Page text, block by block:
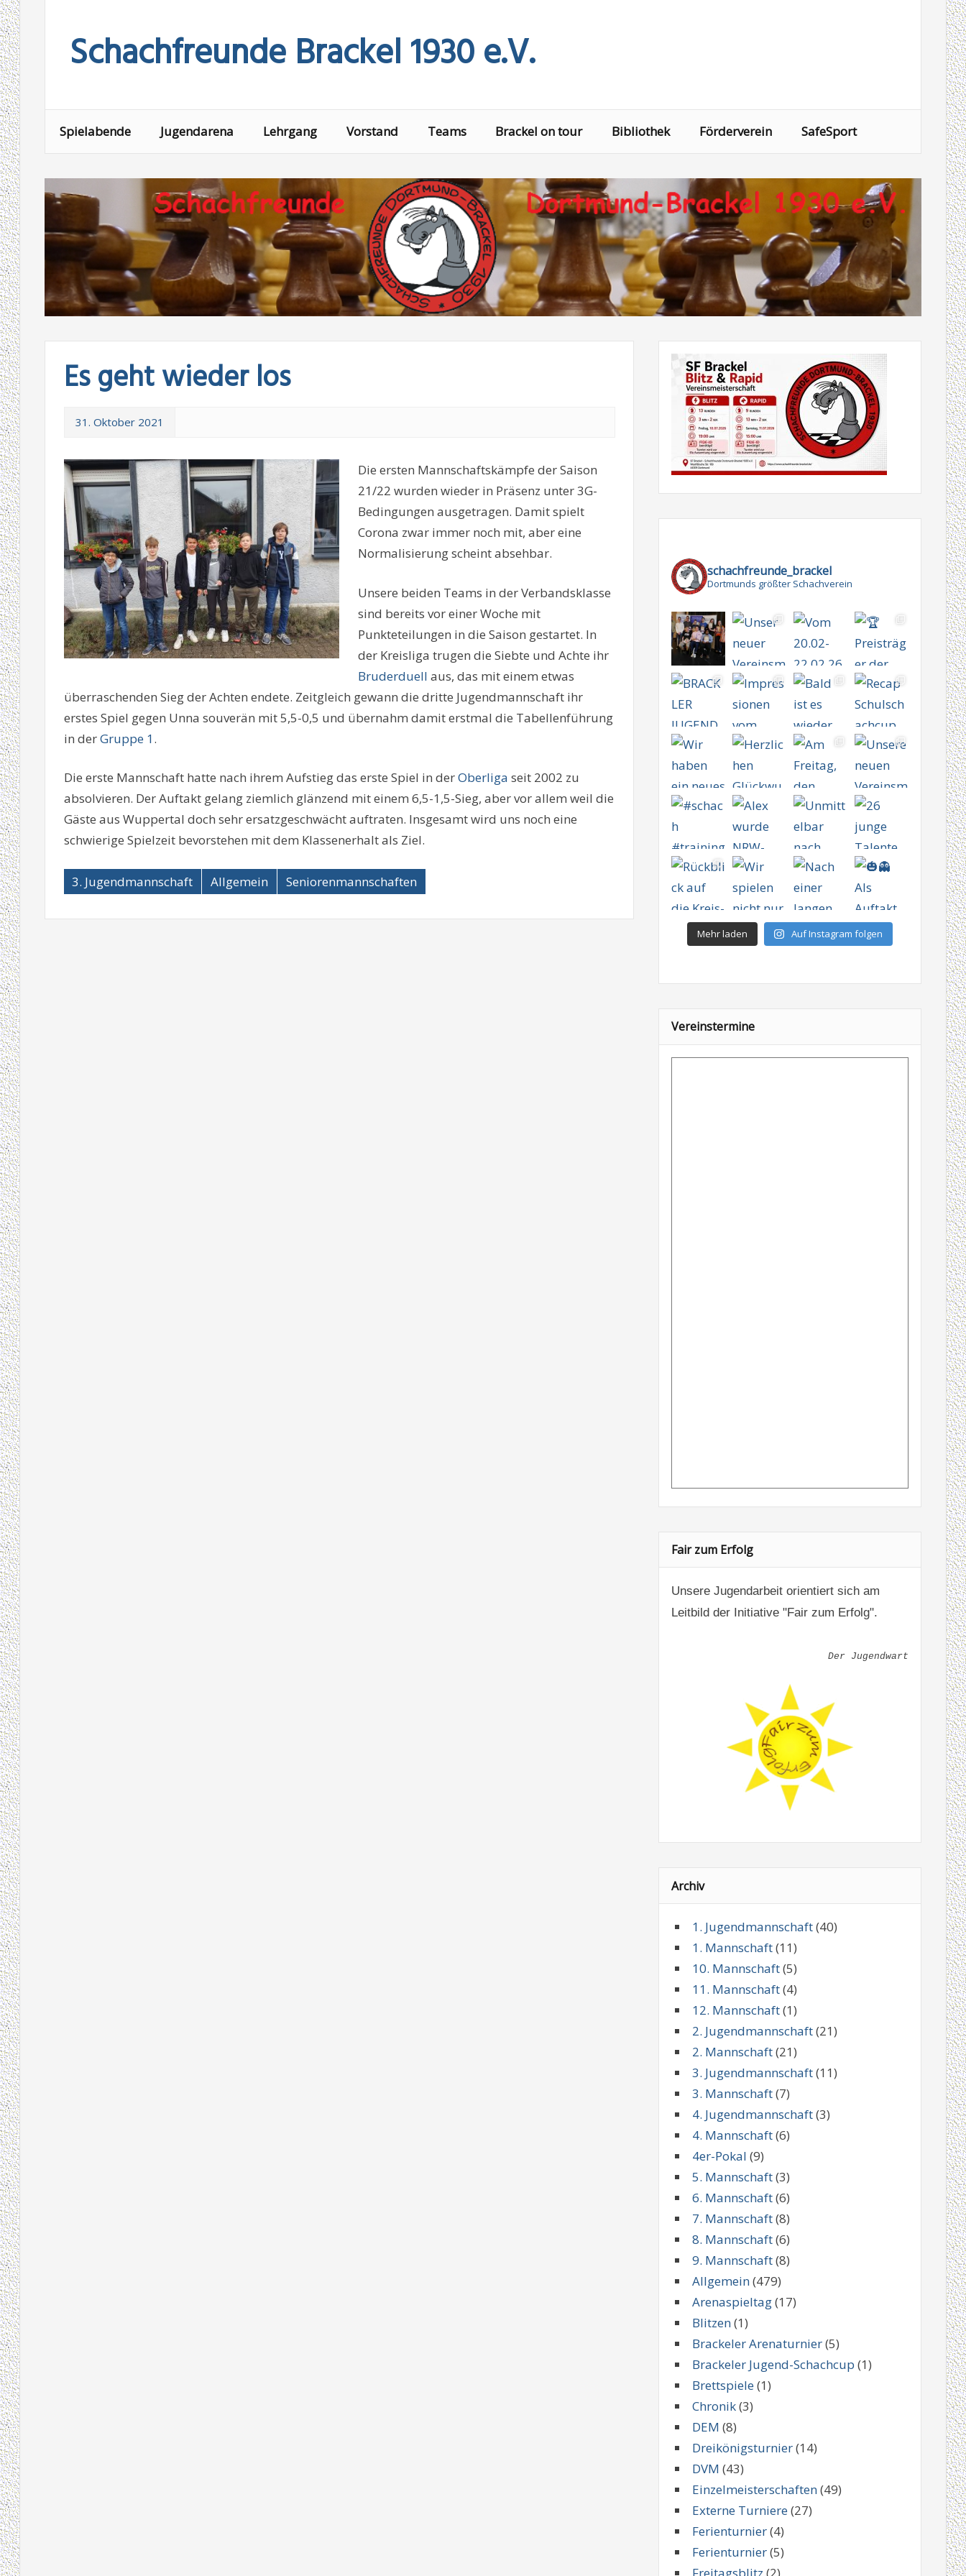
contentSchachfreunde Brackel 1930 e.V.
Spielabende Jugendarena Lehrgang Vorstand Teams Brackel on tour Bibliothek Förderverein SafeSport
Es geht wieder los
31. Oktober 2021
Die ersten Mannschaftskämpfe der Saison
21/22 wurden wieder in Präsenz unter 3G-
Bedingungen ausgetragen. Damit spielt
Corona zwar immer noch mit, aber eine
Normalisierung scheint absehbar.
Unsere beiden Teams in der Verbandsklasse
sind bereits vor einer Woche mit
Punkteteilungen in die Saison gestartet. In
der Kreisliga trugen die Siebte und Achte ihr
Bruderduell aus, das mit einem etwas
überraschenden Sieg der Achten endete. Zeitgleich gewann die dritte Jugendmannschaft ihr
erstes Spiel gegen Unna souverän mit 5,5-0,5 und übernahm damit erstmal die Tabellenführung
in derGruppe 1.
Die erste Mannschaft hatte nach ihrem Aufstieg das erste Spiel in derOberliga seit 2002 zu
absolvieren. Der Auftakt gelang ziemlich glänzend mit einem 6,5-1,5-Sieg, aber vor allem weil die
Gäste aus Wuppertal doch sehr ersatzgeschwächt auftraten. Insgesamt wird uns noch eine
schwierige Spielzeit bevorstehen mit dem Klassenerhalt als Ziel.
3. Jugendmannschaft Allgemein Seniorenmannschaften
schachfreunde_brackel
Dortmunds größter Schachverein
Mehr laden Auf Instagram folgen
Vereinstermine
Fair zum Erfolg
Unsere Jugendarbeit orientiert sich am
Leitbild der Initiative "Fair zum Erfolg".
Der Jugendwart
Archiv
1. Jugendmannschaft(40)
1. Mannschaft(11)
10. Mannschaft(5)
11. Mannschaft(4)
12. Mannschaft(1)
2. Jugendmannschaft(21)
2. Mannschaft(21)
3. Jugendmannschaft(11)
3. Mannschaft(7)
4. Jugendmannschaft(3)
4. Mannschaft(6)
4er-Pokal (9)
5. Mannschaft(3)
6. Mannschaft(6)
7. Mannschaft(8)
8. Mannschaft(6)
9. Mannschaft(8)
Allgemein(479)
Arenaspieltag(17)
Blitzen(1)
Brackeler Arenaturnier(5)
Brackeler Jugend-Schachcup (1)
Brettspiele(1)
Chronik(3)
DEM (8)
Dreikönigsturnier(14)
DVM (43)
Einzelmeisterschaften(49)
Externe Turniere(27)
Ferienturnier(4)
Ferienturnier(5)
Freitagsblitz (2)